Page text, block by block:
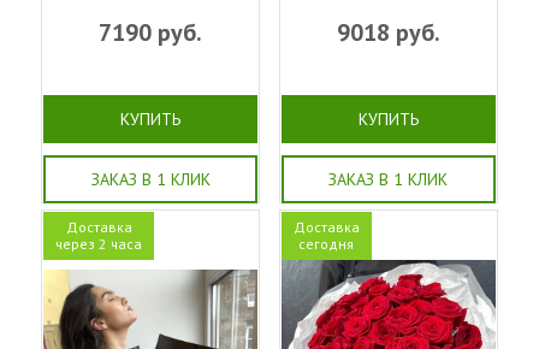
7190 руб.
КУПИТЬ
ЗАКАЗ В 1 КЛИК
9018 руб.
КУПИТЬ
ЗАКАЗ В 1 КЛИК
Доставка
через 2 часа
Доставка
сегодня